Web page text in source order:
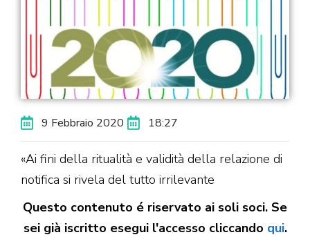
9 Febbraio 2020 18:27
«Ai fini della ritualità e validità della relazione di
notifica si rivela del tutto irrilevante
Questo contenuto é riservato ai soli soci. Se
sei già iscritto esegui l'accesso cliccando qui.